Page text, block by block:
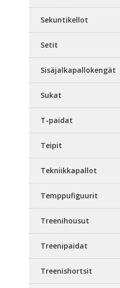
Sekuntikellot
Setit
Sisäjalkapallokengät
Sukat
T-paidat
Teipit
Tekniikkapallot
Temppufiguurit
Treenihousut
Treenipaidat
Treenishortsit